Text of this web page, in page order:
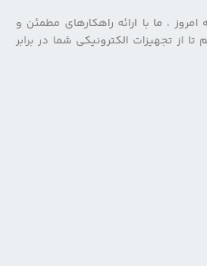
(۱۳۸۳) تا به امروز ، ما با ارائه راهکارهای مطمئن و
تا از تجهیزات الکترونیکی شما در برابر